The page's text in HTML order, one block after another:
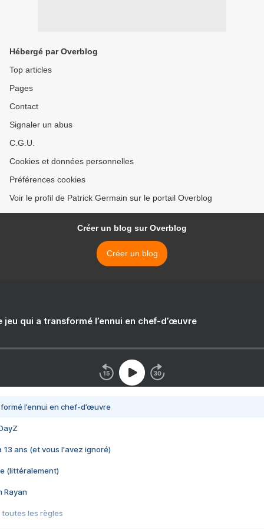
Hébergé par Overblog
Top articles
Pages
Contact
Signaler un abus
C.G.U.
Cookies et données personnelles
Préférences cookies
Voir le profil de Patrick Germain sur le portail Overblog
Créer un blog sur Overblog
Créer un blog
jeu qui a transformé l’ennui en chef-d’œuvre
l’ennui en chef-d’œuvre
13 ans (et vous l'avez ignoré)
(littéralement)
Rayan
toutes les règles